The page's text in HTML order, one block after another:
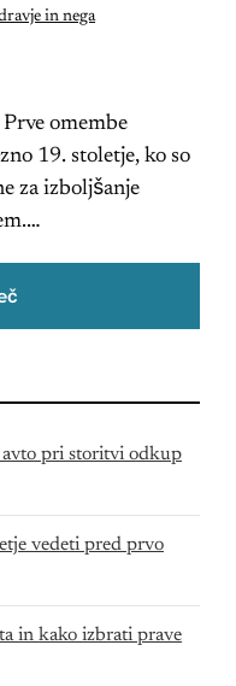
in nega
omembe
19. stoletje, ko so
za izboljšanje
pri storitvi odkup
vedeti pred prvo
in kako izbrati prave